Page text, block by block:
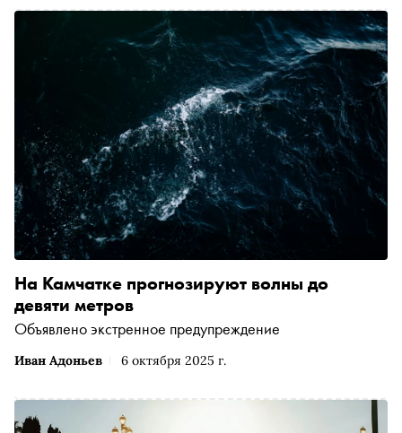
Иван Адоньев 6 октября 2025 г.
На Камчатке прогнозируют волны до
девяти метров
Объявлено экстренное предупреждение